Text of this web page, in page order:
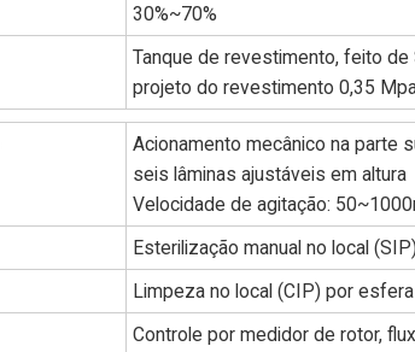
30%~70%
Tanque de revestimento, feito
projeto do revestimento 0,35
Acionamento mecânico na parte
seis lâminas ajustáveis em altura
Velocidade de agitação:
Esterilização manual no local
Limpeza no local (CIP) por
Controle por medidor de rotor,